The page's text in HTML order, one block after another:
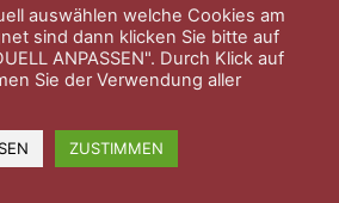
auswählen welche Cookies am
sind dann klicken Sie bitte auf
ANPASSEN". Durch Klick auf
Sie der Verwendung aller
ZUSTIMMEN